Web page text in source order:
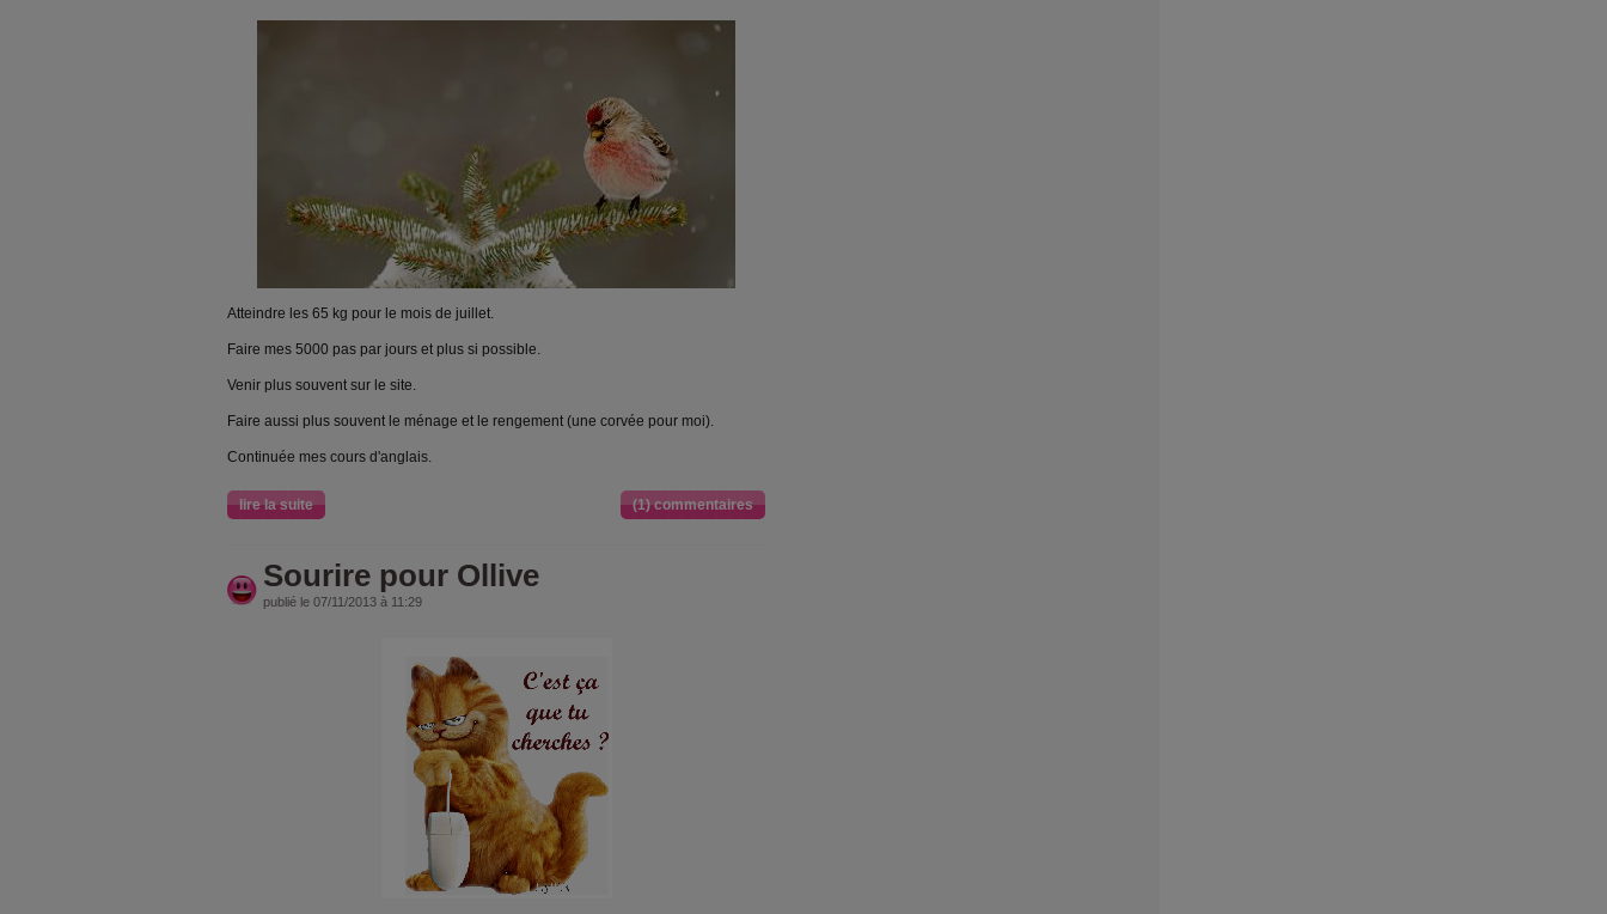
Atteindre les 65 kg pour le mois de juillet.
Faire mes 5000 pas par jours et plus si possible.
Venir plus souvent sur le site.
Faire aussi plus souvent le ménage et le rengement (une corvée pour moi).
Continuée mes cours d'anglais.
lire la suite (1) commentaires
Sourire pour Ollive
publié le 07/11/2013 à 11:29